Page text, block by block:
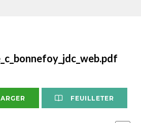
FEUILLETER